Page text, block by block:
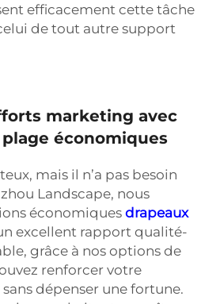
efficacement cette tâche
de tout autre support
marketing avec
économiques
mais il n’a pas besoin
Landscape, nous
économiques drapeaux
excellent rapport qualité-
grâce à nos options de
renforcer votre
dépenser une fortune.